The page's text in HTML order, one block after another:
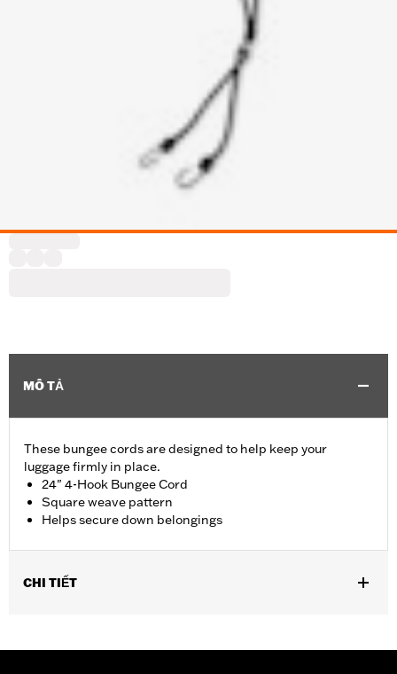
MÔ TẢ
These bungee cords are designed to help keep your
luggage firmly in place.
24" 4-Hook Bungee Cord
Square weave pattern
Helps secure down belongings
CHI TIẾT